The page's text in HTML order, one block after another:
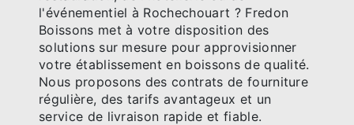
l'événementiel à Rochechouart ? Fredon
Boissons met à votre disposition des
solutions sur mesure pour approvisionner
votre établissement en boissons de qualité.
Nous proposons des contrats de fourniture
régulière, des tarifs avantageux et un
service de livraison rapide et fiable.